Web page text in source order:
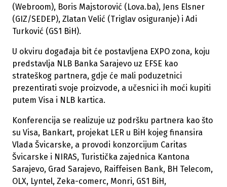
(Webroom), Boris Majstorović (Lova.ba), Jens Elsner
(GIZ/SEDEP), Zlatan Velić (Triglav osiguranje) i Adi
Turković (GS1 BiH).
U okviru događaja bit će postavljena EXPO zona, koju
predstavlja NLB Banka Sarajevo uz EFSE kao
strateškog partnera, gdje će mali poduzetnici
prezentirati svoje proizvode, a učesnici ih moći kupiti
putem Visa i NLB kartica.
Konferencija se realizuje uz podršku partnera kao što
su Visa, Bankart, projekat LER u BiH kojeg finansira
Vlada Švicarske, a provodi konzorcijum Caritas
Švicarske i NIRAS, Turistička zajednica Kantona
Sarajevo, Grad Sarajevo, Raiffeisen Bank, BH Telecom,
OLX, Lyntel, Zeka-comerc, Monri, GS1 BiH,